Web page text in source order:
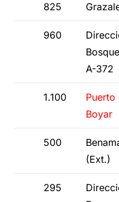
825
960
A-372
1.100
Puerto
Boyar
500
(Ext.)
295